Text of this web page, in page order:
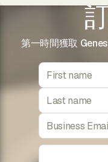
第一時間獲取